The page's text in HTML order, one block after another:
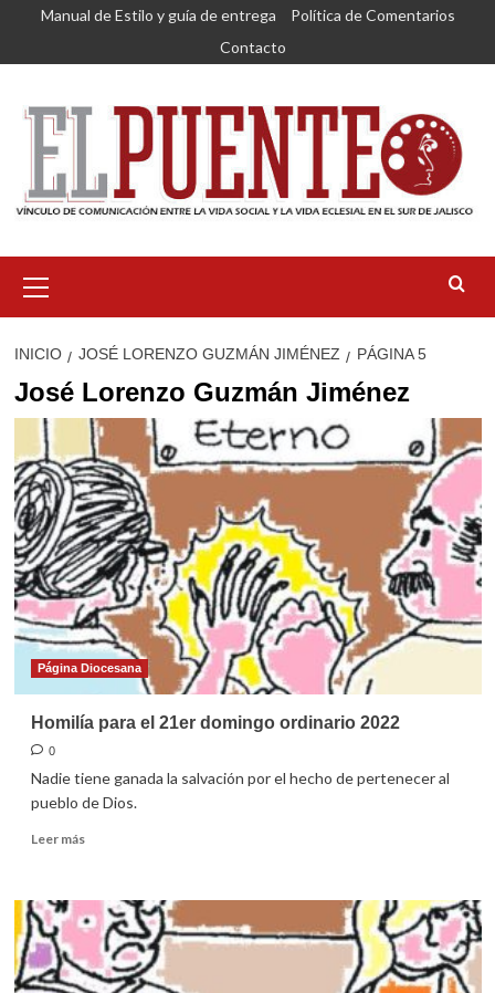
Saltar
contenido
Manual de Estilo y guía de entrega
Política de Comentarios
Contacto
primario
INICIO JOSÉ LORENZO GUZMÁN JIMÉNEZ PÁGINA 5
José Lorenzo Guzmán Jiménez
Página Diocesana
Homilía para el 21er domingo ordinario 2022
0
Nadie tiene ganada la salvación por el hecho de pertenecer al
pueblo de Dios.
Leer másLeer
Homilía
para
21er
domingo